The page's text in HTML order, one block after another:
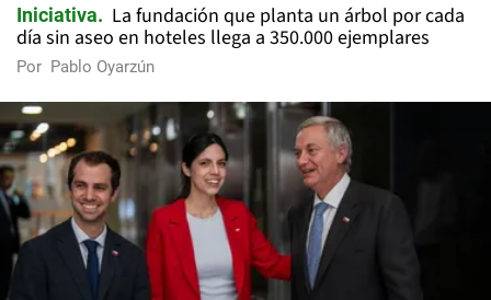
Iniciativa
La fundación que planta un árbol por cada
día sin aseo en hoteles llega a 350.000 ejemplares
Por Pablo Oyarzún